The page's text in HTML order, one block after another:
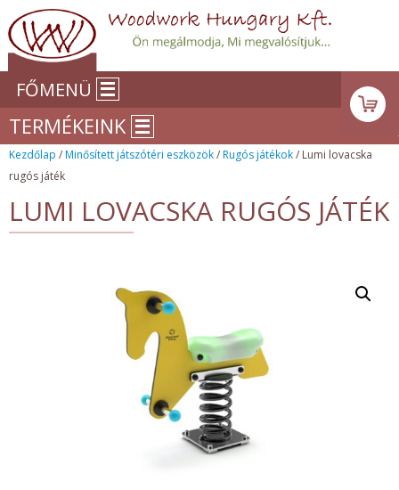
FŐMENÜ
Kezdőlap /Minősített játszótéri eszközök/Rugós játékok/ Lumi lovacska
rugós játék
LUMI LOVACSKA RUGÓS JÁTÉK
TERMÉKEINK